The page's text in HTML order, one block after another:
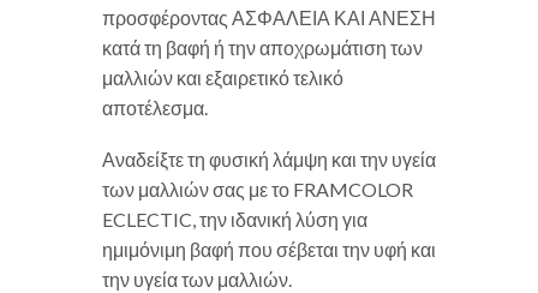
προσφέροντας ΑΣΦΑΛΕΙΑ ΚΑΙ ΑΝΕΣΗ
κατά τη βαφή ή την αποχρωμάτιση των
μαλλιών και εξαιρετικό τελικό
αποτέλεσμα.
Αναδείξτε τη φυσική λάμψη και την υγεία
των μαλλιών σας με το FRAMCOLOR
ECLECTIC, την ιδανική λύση για
ημιμόνιμη βαφή που σέβεται την υφή και
την υγεία των μαλλιών.